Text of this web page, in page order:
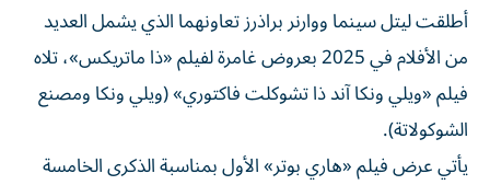
أطلقت ليتل سينما ووارنر براذرز تعاونهما الذي يشمل العديد
من الأفلام في 2025 بعروض غامرة لفيلم «ذا ماتريكس»، ​تلاه
‌فيلم «ويلي ونكا آند ذا تشوكلت فاكتوري» (ويلي ونكا ومصنع
الشوكولاتة).
يأتي عرض فيلم «هاري ‌بوتر» الأول بمناسبة الذكرى الخامسة